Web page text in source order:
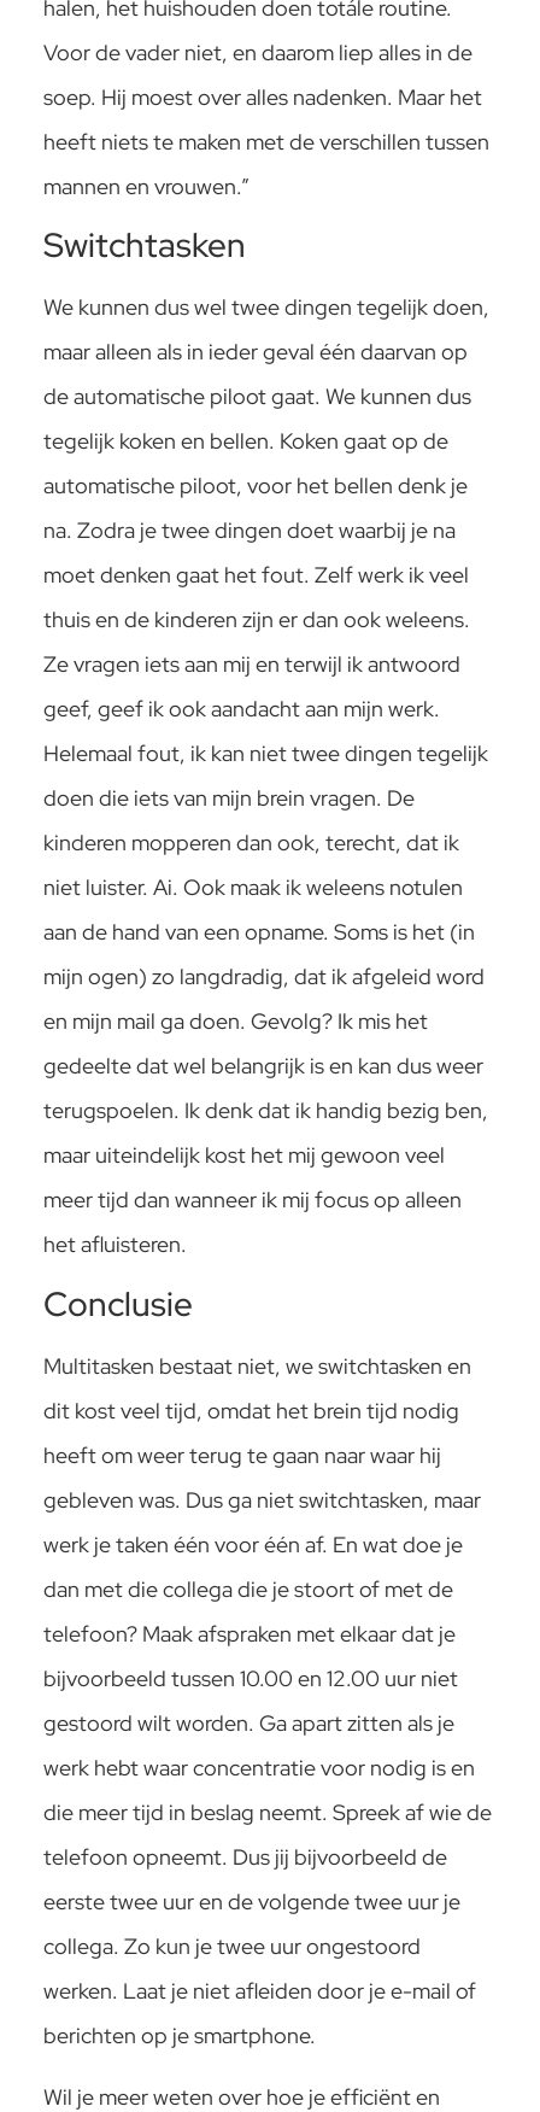
halen, het huishouden doen totále routine.
Voor de vader niet, en daarom liep alles in de
soep. Hij moest over alles nadenken. Maar het
heeft niets te maken met de verschillen tussen
mannen en vrouwen.”
Switchtasken
We kunnen dus wel twee dingen tegelijk doen,
maar alleen als in ieder geval één daarvan op
de automatische piloot gaat. We kunnen dus
tegelijk koken en bellen. Koken gaat op de
automatische piloot, voor het bellen denk je
na. Zodra je twee dingen doet waarbij je na
moet denken gaat het fout. Zelf werk ik veel
thuis en de kinderen zijn er dan ook weleens.
Ze vragen iets aan mij en terwijl ik antwoord
geef, geef ik ook aandacht aan mijn werk.
Helemaal fout, ik kan niet twee dingen tegelijk
doen die iets van mijn brein vragen. De
kinderen mopperen dan ook, terecht, dat ik
niet luister. Ai. Ook maak ik weleens notulen
aan de hand van een opname. Soms is het (in
mijn ogen) zo langdradig, dat ik afgeleid word
en mijn mail ga doen. Gevolg? Ik mis het
gedeelte dat wel belangrijk is en kan dus weer
terugspoelen. Ik denk dat ik handig bezig ben,
maar uiteindelijk kost het mij gewoon veel
meer tijd dan wanneer ik mij focus op alleen
het afluisteren.
Conclusie
Multitasken bestaat niet, we switchtasken en
dit kost veel tijd, omdat het brein tijd nodig
heeft om weer terug te gaan naar waar hij
gebleven was. Dus ga niet switchtasken, maar
werk je taken één voor één af. En wat doe je
dan met die collega die je stoort of met de
telefoon? Maak afspraken met elkaar dat je
bijvoorbeeld tussen 10.00 en 12.00 uur niet
gestoord wilt worden. Ga apart zitten als je
werk hebt waar concentratie voor nodig is en
die meer tijd in beslag neemt. Spreek af wie de
telefoon opneemt. Dus jij bijvoorbeeld de
eerste twee uur en de volgende twee uur je
collega. Zo kun je twee uur ongestoord
werken. Laat je niet afleiden door je e-mail of
berichten op je smartphone.
Wil je meer weten over hoe je efficiënt en